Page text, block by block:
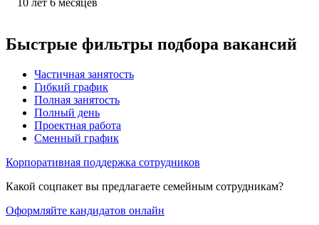
Быстрые фильтры подбора вакансий
Частичная занятость
Гибкий график
Полная занятость
Полный день
Проектная работа
Сменный график
Корпоративная поддержка сотрудников
Какой соцпакет вы предлагаете семейным сотрудникам?
Оформляйте кандидатов онлайн